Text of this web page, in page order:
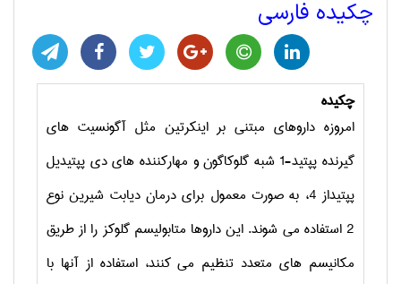
چکیده فارسی
چکیده
امروزه داروهای مبتنی بر اینکرتین مثل آگونسیت های
گیرنده پپتید-1 شبه گلوکاگون و مهارکننده های دی پپتیدیل
پپتیداز 4، به صورت معمول برای درمان دیابت شیرین نوع
2 استفاده می شوند. این داروها متابولیسم گلوکز را از طریق
مکانیسم های متعدد تنظیم می کنند، استفاده از آنها با